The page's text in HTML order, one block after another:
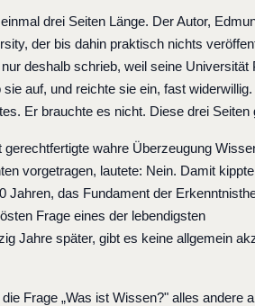
drei Seiten Länge. Der Autor,
der bis dahin praktisch nichts
deshalb schrieb, weil seine Universität
auf, und reichte sie ein, fast
Er brauchte es nicht. Diese drei Seiten
gerechtfertigte wahre Überzeugung
vorgetragen, lautete: Nein. Damit
Jahren, das Fundament der
Frage eines der lebendigsten
Jahre später, gibt es keine allgemein
Frage „Was ist Wissen?" alles andere